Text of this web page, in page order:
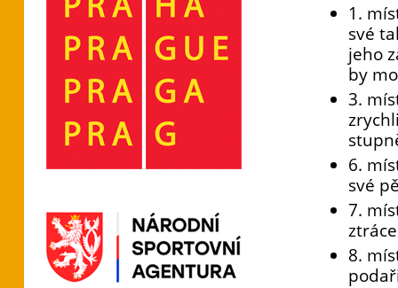
1.
své
jeho
by
3.
6.
své
7.
8.